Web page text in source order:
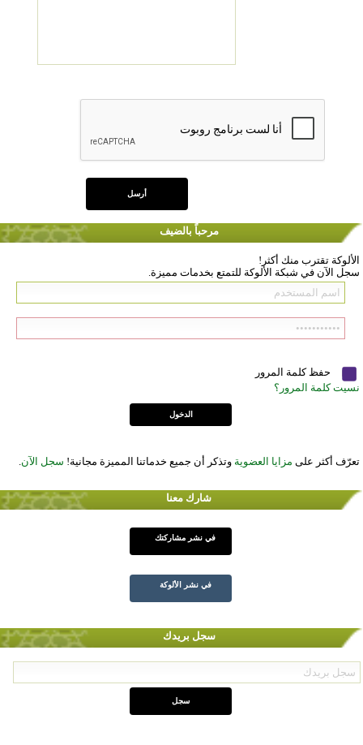
مرحباً بالضيف
الألوكة تقترب منك أكثر!
سجل الآن في شبكة الألوكة للتمتع بخدمات مميزة.
حفظ كلمة المرور
نسيت كلمة المرور؟
تعرّف أكثر على مزايا العضوية وتذكر أن جميع خدماتنا المميزة مجانية! سجل الآن
شارك معنا
في نشر مشاركتك
في نشر الألوكة
سجل بريدك